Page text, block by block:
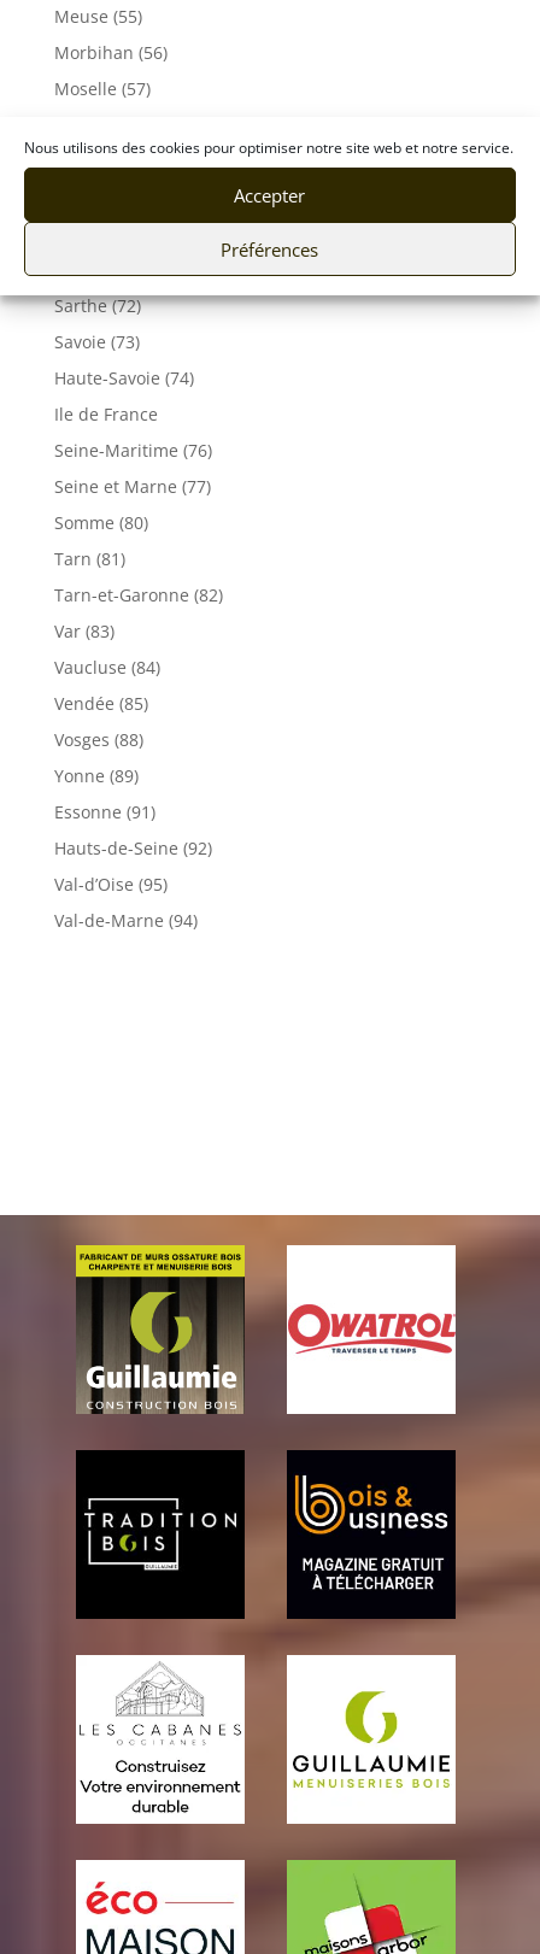
Nous utilisons des cookies pour optimiser notre site web et notre service.
Accepter
Préférences
Meuse (55)
Morbihan (56)
Moselle (57)
Rhône (69)
Sarthe (72)
Savoie (73)
Haute-Savoie (74)
Ile de France
Seine-Maritime (76)
Seine et Marne (77)
Somme (80)
Tarn (81)
Tarn-et-Garonne (82)
Var (83)
Vaucluse (84)
Vendée (85)
Vosges (88)
Yonne (89)
Essonne (91)
Hauts-de-Seine (92)
Val-d’Oise (95)
Val-de-Marne (94)